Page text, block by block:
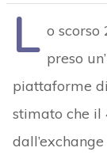
L o
preso
piattaforme
stimato che il